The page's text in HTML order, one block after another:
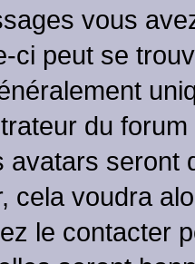
vous
ci peut se
du
avatars seront
cela voudra
le contacter